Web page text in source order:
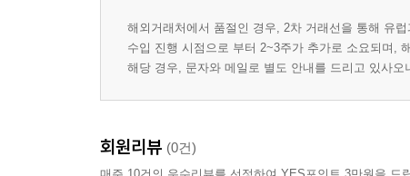
해외거래처에서 품절인 경우, 2차 거래선을 통해 유
수입 진행 시점으로 부터 2~3주가 추가로 소요되며,
해당 경우, 문자와 메일로 별도 안내를 드리고 있사
회원리뷰 (0건)